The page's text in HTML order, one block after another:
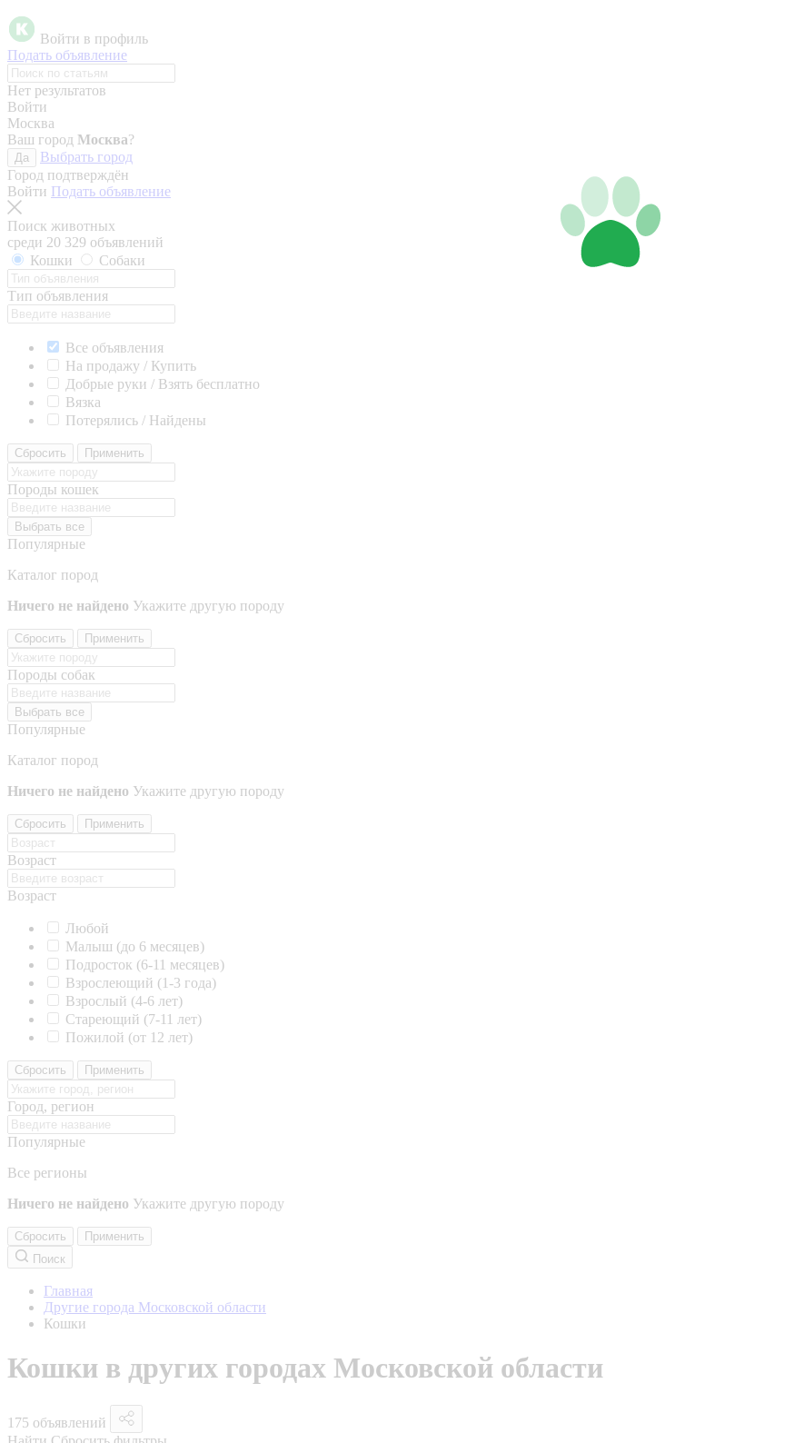
Войти в профиль
Подать объявление
Нет результатов
Войти
Москва
Ваш город Москва?
Да
Выбрать город
Город подтверждён
Войти Подать объявление
Поиск животных
среди 20 329 объявлений
Кошки
Собаки
Тип объявления
Все объявления
На продажу / Купить
Добрые руки / Взять бесплатно
Вязка
Потерялись / Найдены
Сбросить Применить
Породы кошек
Выбрать все
Популярные
Каталог пород
Ничего не найдено Укажите другую породу
Сбросить Применить
Породы собак
Выбрать все
Популярные
Каталог пород
Ничего не найдено Укажите другую породу
Сбросить Применить
Возраст
Возраст
Любой
Малыш (до 6 месяцев)
Подросток (6-11 месяцев)
Взрослеющий (1-3 года)
Взрослый (4-6 лет)
Стареющий (7-11 лет)
Пожилой (от 12 лет)
Сбросить Применить
Город, регион
Популярные
Все регионы
Ничего не найдено Укажите другую породу
Сбросить
Применить
Поиск
Главная
Другие города Московской области
Кошки
Кошки в других городах Московской области
175 объявлений